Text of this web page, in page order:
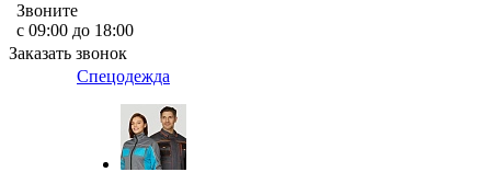
Звоните
с 09:00 до 18:00
Заказать звонок
Спецодежда